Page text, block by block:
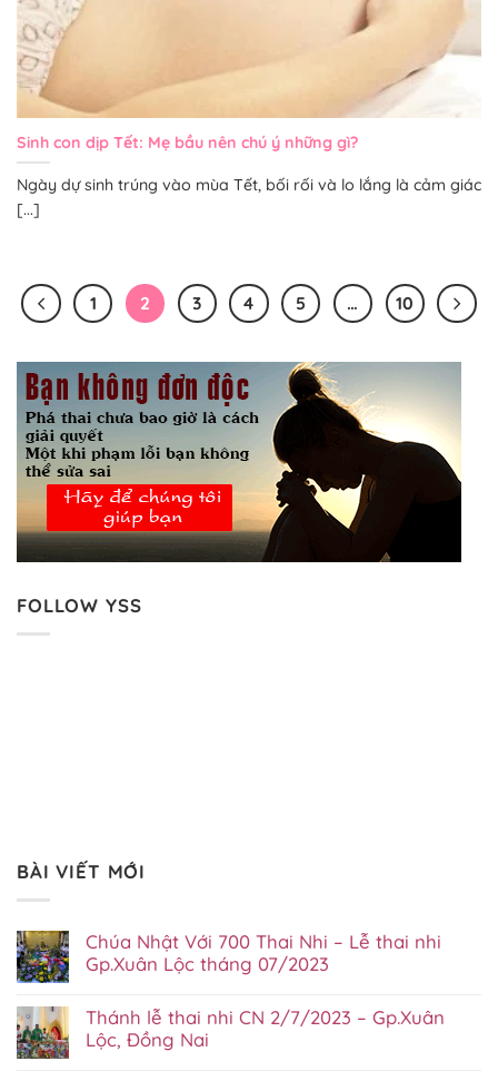
Sinh con dịp Tết: Mẹ bầu nên chú ý những gì?
Ngày dự sinh trúng vào mùa Tết, bối rối và lo lắng là cảm giác
[...]
1 2 3 4 5 … 10
FOLLOW YSS
BÀI VIẾT MỚI
Chúa Nhật Với 700 Thai Nhi – Lễ thai nhi
Gp.Xuân Lộc tháng 07/2023
bình
luận
ở
Thánh lễ thai nhi CN 2/7/2023 – Gp.Xuân
Lộc, Đồng Nai